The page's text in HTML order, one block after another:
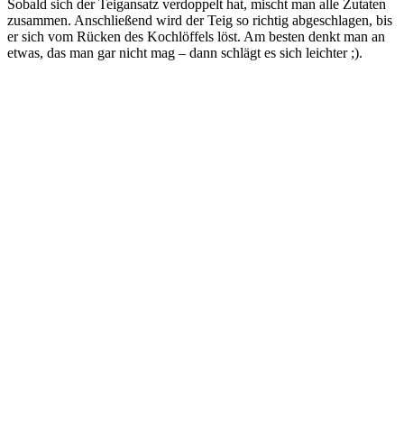
Sobald sich der Teigansatz verdoppelt hat, mischt man alle Zutaten
zusammen. Anschließend wird der Teig so richtig abgeschlagen, bis
er sich vom Rücken des Kochlöffels löst. Am besten denkt man an
etwas, das man gar nicht mag – dann schlägt es sich leichter ;).